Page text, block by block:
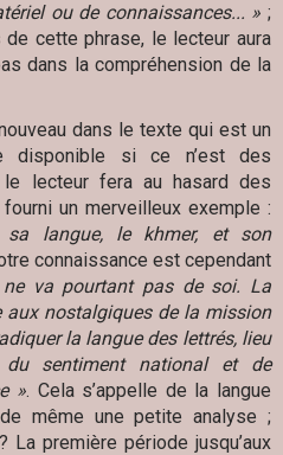
ou de connaissances... » ;
cette phrase, le lecteur aura
dans la compréhension de la
dans le texte qui est un
disponible si ce n’est des
lecteur fera au hasard des
un merveilleux exemple :
sa langue, le khmer, et son
connaissance est cependant
ne va pourtant pas de soi. La
aux nostalgiques de la mission
la langue des lettrés, lieu
du sentiment national et de
». Cela s’appelle de la langue
même une petite analyse ;
La première période jusqu’aux